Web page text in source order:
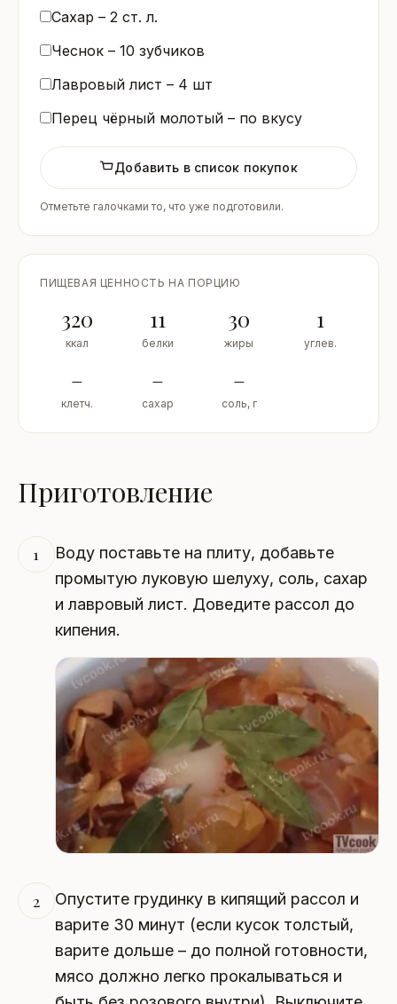
Сахар – 2 ст. л.
Чеснок – 10 зубчиков
Лавровый лист – 4 шт
Перец чёрный молотый – по вкусу
Добавить в список покупок
Отметьте галочками то, что уже подготовили.
ПИЩЕВАЯ ЦЕННОСТЬ НА ПОРЦИЮ
320
ккал
11
белки
30
жиры
1
углев.
–
клетч.
–
сахар
–
соль, г
Приготовление
1
Воду поставьте на плиту, добавьте
промытую луковую шелуху, соль, сахар
и лавровый лист. Доведите рассол до
кипения.
2
Опустите грудинку в кипящий рассол и
варите 30 минут (если кусок толстый,
варите дольше – до полной готовности,
мясо должно легко прокалываться и